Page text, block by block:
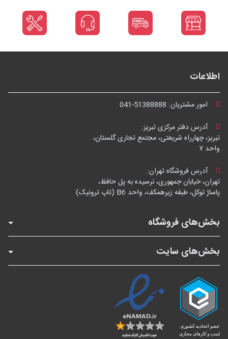
اطلاعات
امور مشتریان: 041-51388888
آدرس دفتر مرکزی تبریز:
تبریز، چهارراه شریعتی، مجتمع تجاری گلستان،
واحد ۷
آدرس فروشگاه تهران:
تهران، خیابان جمهوری، نرسیده به پل حافظ،
پاساژ توکل، طبقه زیرهمکف، واحد B6 (تاپ ترونیک)
بخش‌های فروشگاه
بخش‌های سایت